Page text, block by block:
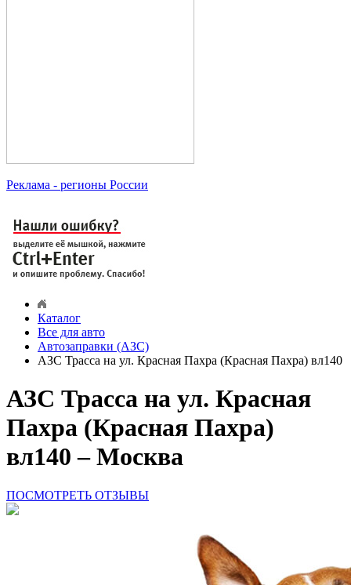
Реклама - регионы России
Каталог
Все для авто
Автозаправки (АЗС)
АЗС Трасса на ул. Красная Пахра (Красная Пахра) вл140
АЗС Трасса на ул. Красная
Пахра (Красная Пахра)
вл140 – Москва
ПОСМОТРЕТЬ ОТЗЫВЫ